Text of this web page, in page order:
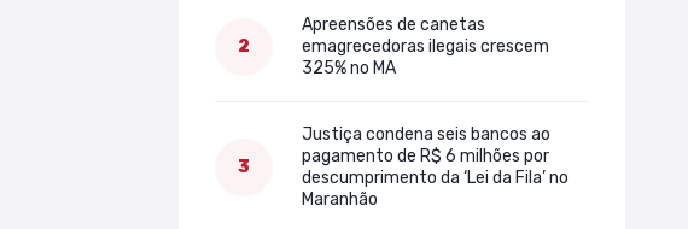
Apreensões de canetas
emagrecedoras ilegais crescem
325% no MA
Justiça condena seis bancos ao
pagamento de R$ 6 milhões por
descumprimento da ‘Lei da Fila’ no
Maranhão